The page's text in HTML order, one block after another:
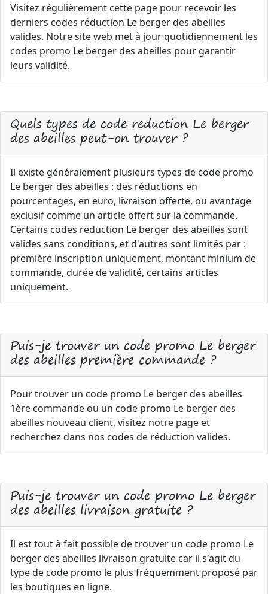
Visitez régulièrement cette page pour recevoir les
derniers codes réduction Le berger des abeilles
valides. Notre site web met à jour quotidiennement les
codes promo Le berger des abeilles pour garantir
leurs validité.
Quels types de code reduction Le berger
des abeilles peut-on trouver ?
Il existe généralement plusieurs types de code promo
Le berger des abeilles : des réductions en
pourcentages, en euro, livraison offerte, ou avantage
exclusif comme un article offert sur la commande.
Certains codes reduction Le berger des abeilles sont
valides sans conditions, et d'autres sont limités par :
première inscription uniquement, montant minium de
commande, durée de validité, certains articles
uniquement.
Puis-je trouver un code promo Le berger
des abeilles première commande ?
Pour trouver un code promo Le berger des abeilles
1ère commande ou un code promo Le berger des
abeilles nouveau client, visitez notre page et
recherchez dans nos codes de réduction valides.
Puis-je trouver un code promo Le berger
des abeilles livraison gratuite ?
Il est tout à fait possible de trouver un code promo Le
berger des abeilles livraison gratuite car il s'agit du
type de code promo le plus fréquemment proposé par
les boutiques en ligne.